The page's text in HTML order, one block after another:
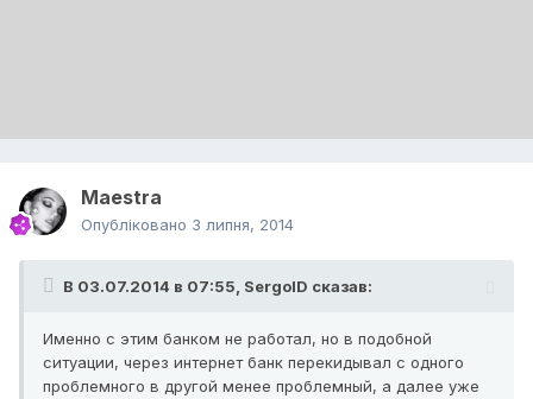
Maestra
Опубліковано 3 липня, 2014
В 03.07.2014 в 07:55, SergoID сказав:
Именно с этим банком не работал, но в подобной
ситуации, через интернет банк перекидывал с одного
проблемного в другой менее проблемный, а далее уже